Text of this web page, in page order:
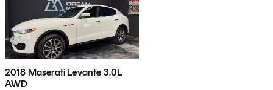
2018 Maserati Levante 3.0L
AWD